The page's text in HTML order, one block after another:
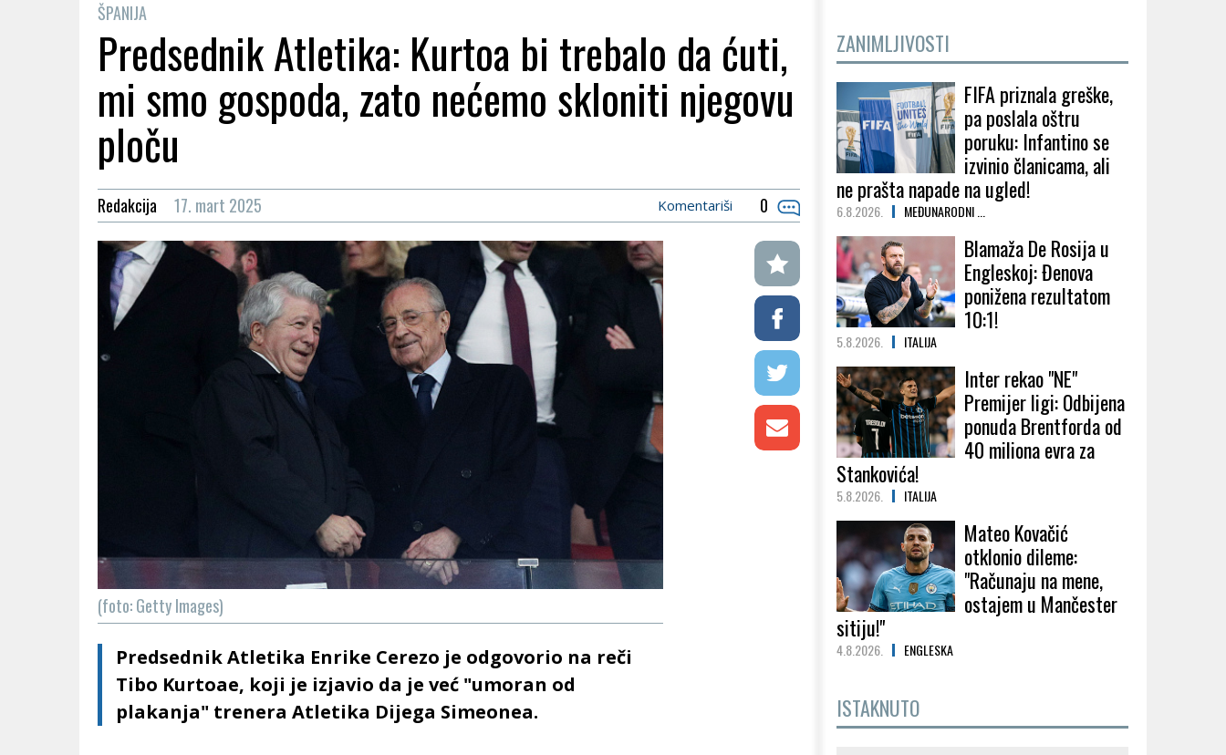
ŠPANIJA
Predsednik Atletika: Kurtoa bi trebalo da ćuti,
mi smo gospoda, zato nećemo skloniti njegovu
ploču
Redakcija 17. mart 2025 0
Komentariši
(foto: Getty Images)
Predsednik Atletika Enrike Cerezo je odgovorio na reči
Tibo Kurtoae, koji je izjavio da je već "umoran od
plakanja" trenera Atletika Dijega Simeonea.
ZANIMLJIVOSTI
FIFA priznala greške,
pa poslala oštru
poruku: Infantino se
izvinio članicama, ali
ne prašta napade na ugled!
6.8.2026. MEĐUNARODNI ...
Blamaža De Rosija u
Engleskoj: Đenova
ponižena rezultatom
10:1!
5.8.2026. ITALIJA
Inter rekao "NE"
Premijer ligi: Odbijena
ponuda Brentforda od
40 miliona evra za
Stankovića!
5.8.2026. ITALIJA
Mateo Kovačić
otklonio dileme:
"Računaju na mene,
ostajem u Mančester
sitiju!"
4.8.2026. ENGLESKA
ISTAKNUTO